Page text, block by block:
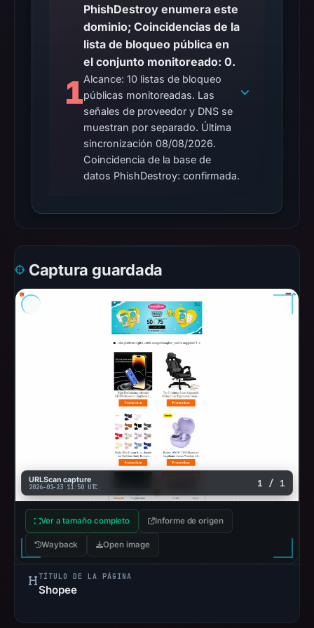
1
PhishDestroy enumera este
dominio; Coincidencias de la
lista de bloqueo pública en
el conjunto monitoreado: 0.
Alcance: 10 listas de bloqueo
públicas monitoreadas. Las
señales de proveedor y DNS se
muestran por separado. Última
sincronización 08/08/2026.
Coincidencia de la base de
datos PhishDestroy: confirmada.
Captura guardada
URLScan capture
2026-01-23 11:50 UTC 1 / 1
Ver a tamaño completo Informe de origen
Wayback Open image
TÍTULO DE LA PÁGINA
Shopee